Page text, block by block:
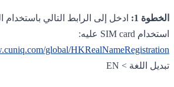
الخطوة 1:
ادخل إلى الرابط التالي باستخدام
استخدام SIM card عليه:
global/HKRealNameRegistration
تبديل اللغة > EN